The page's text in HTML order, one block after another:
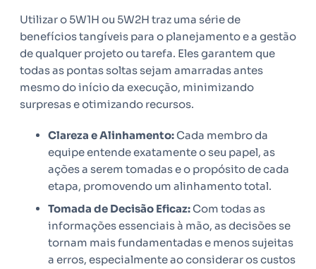
Utilizar o 5W1H ou 5W2H traz uma série de
benefícios tangíveis para o planejamento e a gestão
de qualquer projeto ou tarefa. Eles garantem que
todas as pontas soltas sejam amarradas antes
mesmo do início da execução, minimizando
surpresas e otimizando recursos.
Clareza e Alinhamento:Cada membro da
equipe entende exatamente o seu papel, as
ações a serem tomadas e o propósito de cada
etapa, promovendo um alinhamento total.
Tomada de Decisão Eficaz:Com todas as
informações essenciais à mão, as decisões se
tornam mais fundamentadas e menos sujeitas
a erros, especialmente ao considerar os custos